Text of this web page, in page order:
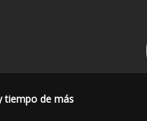
tiempo de más